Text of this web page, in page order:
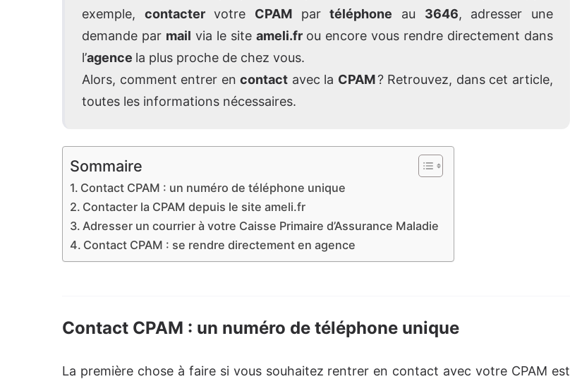
exemple, contactervotre CPAM partéléphone au 3646, adresser une
demande par mail via le site ameli.frou encore vous rendre directement dans
l’agence la plus proche de chez vous.
Alors, comment entrer encontact avec la CPAM? Retrouvez, dans cet article,
toutes les informations nécessaires.
Sommaire
Contact CPAM : un numéro de téléphone unique
Contacter la CPAM depuis le site ameli.fr
Adresser un courrier à votre Caisse Primaire d’Assurance Maladie
Contact CPAM : se rendre directement en agence
Contact CPAM : un numéro de téléphone unique
La première chose à faire si vous souhaitez rentrer en contact avec votre CPAM est